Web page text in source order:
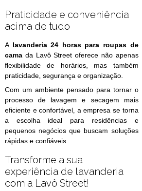
Praticidade e conveniência
acima de tudo
A lavanderia 24 horas para roupas de
cama da Lavô Street oferece não apenas
flexibilidade de horários, mas também
praticidade, segurança e organização.
Com um ambiente pensado para tornar o
processo de lavagem e secagem mais
eficiente e confortável, a empresa se torna
a escolha ideal para residências e
pequenos negócios que buscam soluções
rápidas e confiáveis.
Transforme a sua
experiência de lavanderia
com a Lavô Street!